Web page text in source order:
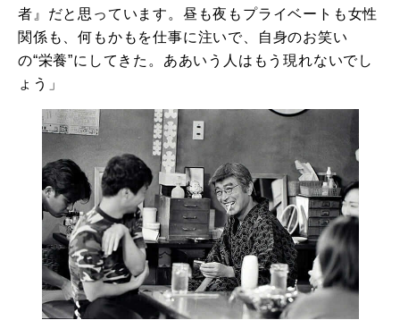
者』だと思っています。昼も夜もプライベートも女性
関係も、何もかもを仕事に注いで、自身のお笑い
の“栄養”にしてきた。ああいう人はもう現れないでし
ょう」